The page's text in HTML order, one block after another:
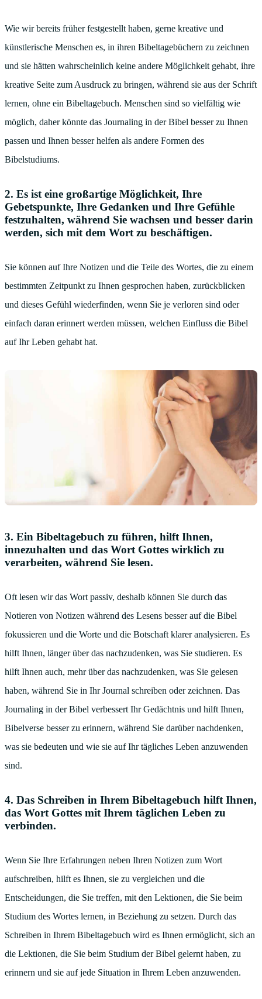
Wie wir bereits früher festgestellt haben, gerne kreative und
künstlerische Menschen es, in ihren Bibeltagebüchern zu zeichnen
und sie hätten wahrscheinlich keine andere Möglichkeit gehabt, ihre
kreative Seite zum Ausdruck zu bringen, während sie aus der Schrift
lernen, ohne ein Bibeltagebuch. Menschen sind so vielfältig wie
möglich, daher könnte das Journaling in der Bibel besser zu Ihnen
passen und Ihnen besser helfen als andere Formen des
Bibelstudiums.
2. Es ist eine großartige Möglichkeit, Ihre
Gebetspunkte, Ihre Gedanken und Ihre Gefühle
festzuhalten, während Sie wachsen und besser darin
werden, sich mit dem Wort zu beschäftigen.
Sie können auf Ihre Notizen und die Teile des Wortes, die zu einem
bestimmten Zeitpunkt zu Ihnen gesprochen haben, zurückblicken
und dieses Gefühl wiederfinden, wenn Sie je verloren sind oder
einfach daran erinnert werden müssen, welchen Einfluss die Bibel
auf Ihr Leben gehabt hat.
3. Ein Bibeltagebuch zu führen, hilft Ihnen,
innezuhalten und das Wort Gottes wirklich zu
verarbeiten, während Sie lesen.
Oft lesen wir das Wort passiv, deshalb können Sie durch das
Notieren von Notizen während des Lesens besser auf die Bibel
fokussieren und die Worte und die Botschaft klarer analysieren. Es
hilft Ihnen, länger über das nachzudenken, was Sie studieren. Es
hilft Ihnen auch, mehr über das nachzudenken, was Sie gelesen
haben, während Sie in Ihr Journal schreiben oder zeichnen. Das
Journaling in der Bibel verbessert Ihr Gedächtnis und hilft Ihnen,
Bibelverse besser zu erinnern, während Sie darüber nachdenken,
was sie bedeuten und wie sie auf Ihr tägliches Leben anzuwenden
sind.
4. Das Schreiben in Ihrem Bibeltagebuch hilft Ihnen,
das Wort Gottes mit Ihrem täglichen Leben zu
verbinden.
Wenn Sie Ihre Erfahrungen neben Ihren Notizen zum Wort
aufschreiben, hilft es Ihnen, sie zu vergleichen und die
Entscheidungen, die Sie treffen, mit den Lektionen, die Sie beim
Studium des Wortes lernen, in Beziehung zu setzen. Durch das
Schreiben in Ihrem Bibeltagebuch wird es Ihnen ermöglicht, sich an
die Lektionen, die Sie beim Studium der Bibel gelernt haben, zu
erinnern und sie auf jede Situation in Ihrem Leben anzuwenden.